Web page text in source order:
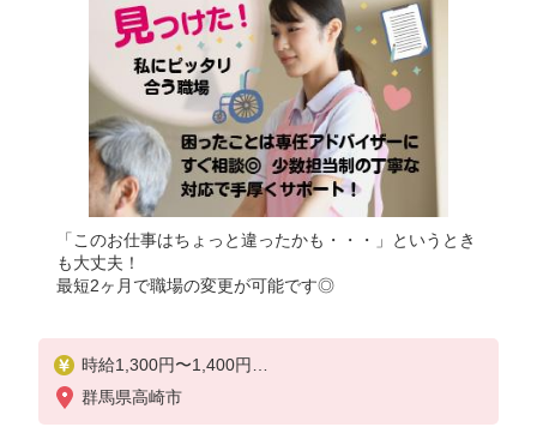
「このお仕事はちょっと違ったかも・・・」というとき
も大丈夫！
最短2ヶ月で職場の変更が可能です◎
時給1,300円〜1,400円
★週払いOK（規定あり）
群馬県高崎市